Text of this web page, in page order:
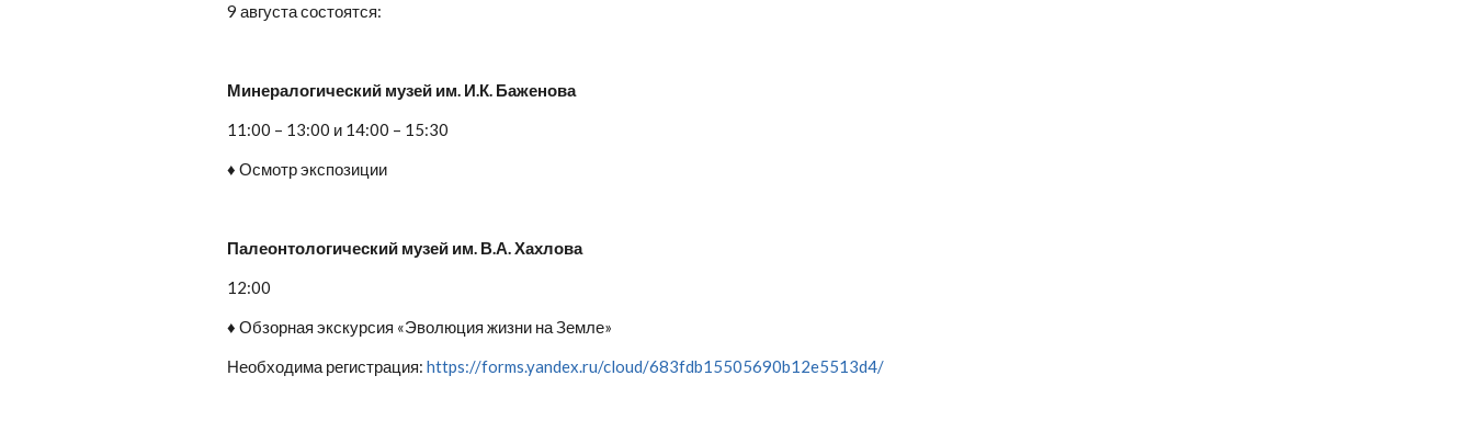
9 августа состоятся:
Минералогический музей им. И.К. Баженова
11:00 – 13:00 и 14:00 – 15:30
♦ Осмотр экспозиции
Палеонтологический музей им. В.А. Хахлова
12:00
♦ Обзорная экскурсия «Эволюция жизни на Земле»
Необходима регистрация: https://forms.yandex.ru/cloud/683fdb15505690b12e5513d4/